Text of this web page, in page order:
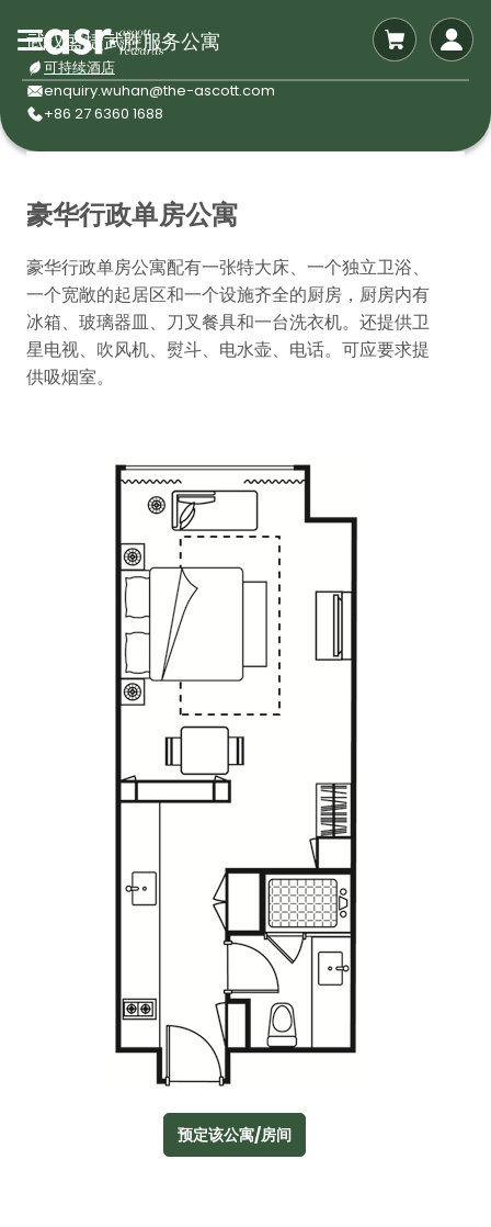
武汉盛捷武胜服务公寓
可持续酒店
enquiry.wuhan@the-ascott.com
+86 27 6360 1688
豪华行政单房公寓
豪华行政单房公寓配有一张特大床、一个独立卫浴、
一个宽敞的起居区和一个设施齐全的厨房，厨房内有
冰箱、玻璃器皿、刀叉餐具和一台洗衣机。还提供卫
星电视、吹风机、熨斗、电水壶、电话。可应要求提
供吸烟室。
预定该公寓/房间